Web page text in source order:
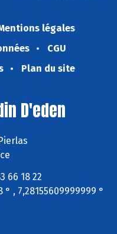
légales
CGU
Plan du site
D'eden
66 18 22
° , 7,28155609999999 °